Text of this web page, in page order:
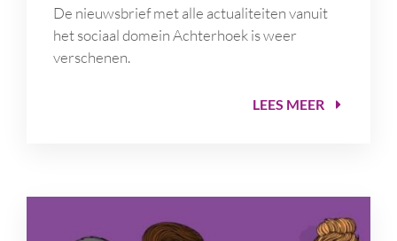
De nieuwsbrief met alle actualiteiten vanuit
het sociaal domein Achterhoek is weer
verschenen.
LEES MEER